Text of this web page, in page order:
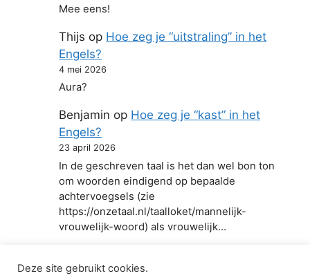
Mee eens!
Thijs op Hoe zeg je “uitstraling” in het
Engels?
4 mei 2026
Aura?
Benjamin op Hoe zeg je “kast” in het
Engels?
23 april 2026
In de geschreven taal is het dan wel bon ton
om woorden eindigend op bepaalde
achtervoegsels (zie
https://onzetaal.nl/taalloket/mannelijk-
vrouwelijk-woord) als vrouwelijk…
Deze site gebruikt cookies.